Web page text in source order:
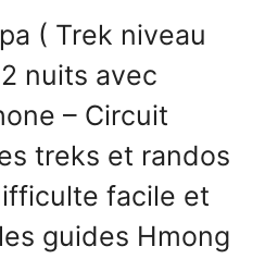
( Trek niveau
nuits avec
– Circuit
treks et randos
facile et
guides Hmong